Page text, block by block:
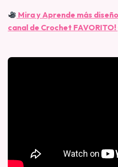
Mira y Aprende más
canal de Crochet FAVORITO!